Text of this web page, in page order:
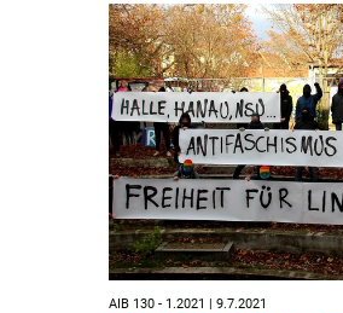
AIB 130 - 1.2021 | 9.7.2021